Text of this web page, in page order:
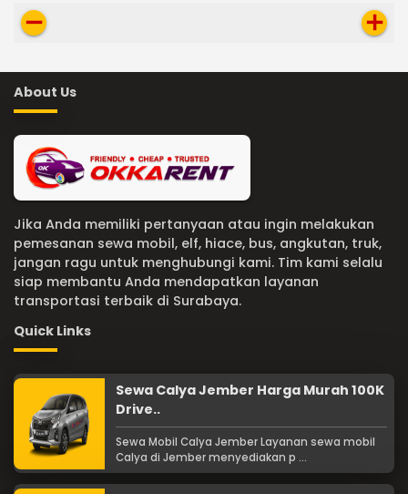
remove add
About Us
Jika Anda memiliki pertanyaan atau ingin melakukan
pemesanan sewa mobil, elf, hiace, bus, angkutan, truk,
jangan ragu untuk menghubungi kami. Tim kami selalu
siap membantu Anda mendapatkan layanan
transportasi terbaik di Surabaya.
Quick Links
Sewa Calya Jember Harga Murah 100K
Drive..
Sewa Mobil Calya Jember Layanan sewa mobil
Calya di Jember menyediakan p ...